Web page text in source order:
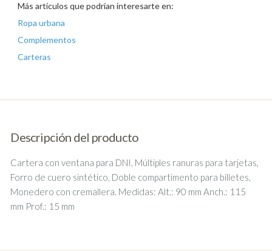
Más artículos que podrían interesarte en:
Ropa urbana
Complementos
Carteras
Descripción del producto
Cartera con ventana para DNI, Múltiples ranuras para tarjetas,
Forro de cuero sintético, Doble compartimento para billetes,
Monedero con cremallera. Medidas: Alt.: 90 mm Anch.: 115
mm Prof.: 15 mm